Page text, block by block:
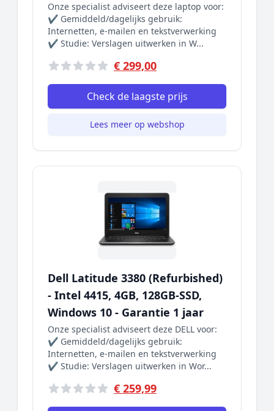
Onze specialist adviseert deze laptop voor:
✔ Gemiddeld/dagelijks gebruik:
Internetten, e-mailen en tekstverwerking
✔ Studie: Verslagen uitwerken in W...
€ 299,00
Check de laagste prijs
Lees meer op webshop
Dell Latitude 3380 (Refurbished)
- Intel 4415, 4GB, 128GB-SSD,
Windows 10 - Garantie 1 jaar
Onze specialist adviseert deze DELL voor:
✔ Gemiddeld/dagelijks gebruik:
Internetten, e-mailen en tekstverwerking
✔ Studie: Verslagen uitwerken in Wor...
€ 259,99